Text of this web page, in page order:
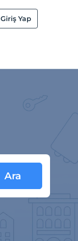
Giriş Yap
Ara